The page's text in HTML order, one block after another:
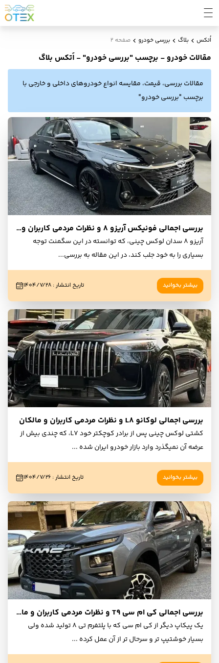
اُتکس بلاگ بررسی خودرو صفحه 2
مقالات خودرو - برچسب "بررسی خودرو" - اُتکس بلاگ
مقالات بررسی، قیمت، مقایسه انواع خودروهای داخلی و خارجی با
برچسب "بررسی خودرو"
بررسی اجمالی فونیکس آریزو ۸ و نظرات مردمی کاربران و مالکان
آریزو 8 سدان لوکس چینی، که توانسته در این سگمنت توجه
بسیاری را به خود جلب کند، در این مقاله به بررسی...
بیشتر بخوانید تاریخ انتشار: ۱۴۰۴/۷/۲۸
بررسی اجمالی لوکانو L8 و نظرات مردمی کاربران و مالکان
کشتی لوکس چینی پس از برادر کوچکتر خود L7، که چندی بیش از
عرضه آن نمیگذرد وارد بازار خودرو ایران شده ...
بیشتر بخوانید تاریخ انتشار: ۱۴۰۴/۷/۲۶
بررسی اجمالی کی ام سی T9 و نظرات مردمی کاربران و مالکان
یک پیکاپ دیگر از کی ام سی که با پلتفرم تی 8 تولید شده ولی
بسیار خوشتیپ تر و سرحال تر از آن عمل کرده ...